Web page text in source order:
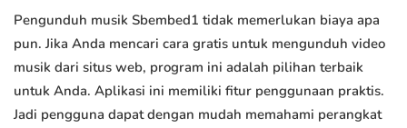
Pengunduh musik Sbembed1 tidak memerlukan biaya apa
pun. Jika Anda mencari cara gratis untuk mengunduh video
musik dari situs web, program ini adalah pilihan terbaik
untuk Anda. Aplikasi ini memiliki fitur penggunaan praktis.
Jadi pengguna dapat dengan mudah memahami perangkat